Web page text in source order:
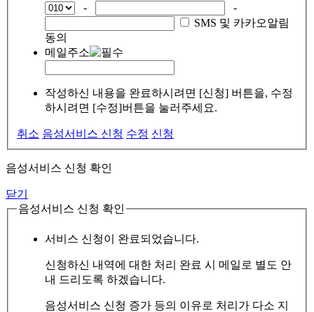
-
-
SMS 및 카카오알림
동의
메일주소
작성하신 내용을 완료하시려면 [신청] 버튼을, 수정
하시려면 [수정]버튼을 눌러주세요.
취소 음성서비스 신청 수정 신청
음성서비스 신청 확인
닫기
음성서비스 신청 확인
서비스 신청이 완료되었습니다.
신청하신 내역에 대한 처리 완료 시 메일로 별도 안
내 드리도록 하겠습니다.
음성서비스 신청 증가 등의 이유로 처리가 다소 지